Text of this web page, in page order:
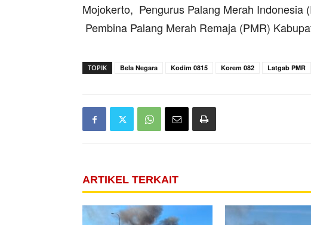
Mojokerto, Pengurus Palang Merah Indonesia
Pembina Palang Merah Remaja (PMR)
TOPIK Bela Negara Kodim 0815 Korem 082 Latgab PMR
ARTIKEL TERKAIT